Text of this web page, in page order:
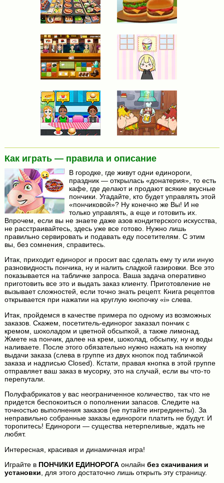
Как играть — правила и описание
В городке, где живут одни единороги,
праздник — открылась «донатерия», то есть
кафе, где делают и продают всякие вкусные
пончики. Угадайте, кто будет управлять этой
«пончиковой»? Ну конечно же Вы! И не
только управлять, а еще и готовить их.
Впрочем, если вы не знаете даже азов кондитерского искусства,
не расстраивайтесь, здесь уже все готово. Нужно лишь
правильно сервировать и подавать еду посетителям. С этим
вы, без сомнения, справитесь.
Итак, приходит единорог и просит вас сделать ему ту или иную
разновидность пончика, ну и налить сладкой газировки. Все это
показывается на табличке запроса. Ваша задача оперативно
приготовить все это и выдать заказ клиенту. Приготовление не
вызывает сложностей, если точно знать рецепт. Книга рецептов
открывается при нажатии на круглую кнопочку «i» слева.
Итак, пройдемся в качестве примера по одному из возможных
заказов. Скажем, посетитель-единорог заказал пончик с
кремом, шоколадом и цветной обсыпкой, а также лимонад.
Жмете на пончик, далее на крем, шоколад, обсыпку, ну и воды
наливаете. После этого обязательно нужно нажать на кнопку
выдачи заказа (слева в группе из двух кнопок под табличкой
заказа и надписью Closed). Кстати, правая кнопка в этой группе
отправляет ваш заказ в мусорку, это на случай, если вы что-то
перепутали.
Полуфабрикатов у вас неограниченное количество, так что не
придется беспокоиться о пополнении запасов. Следите на
точностью выполнения заказов (не путайте ингредиенты). За
неправильно собранные заказы единороги платить не будут. И
торопитесь! Единороги — существа нетерпеливые, ждать не
любят.
Интересная, красивая и динамичная игра!
Играйте в ПОНЧИКИ ЕДИНОРОГАонлайн без скачивания и
установки , для этого достаточно лишь открыть эту страницу.